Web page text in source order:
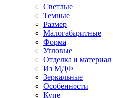
Светлые
Темные
Размер
Малогабаритные
Форма
Угловые
Отделка и материал
Из МДФ
Зеркальные
Особенности
Купе